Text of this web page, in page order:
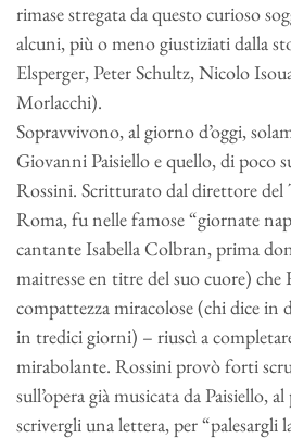
rimase stregata da questo curioso
alcuni, più o meno giustiziati dalla
Elsperger, Peter Schultz, Nicolo
Morlacchi).
Sopravvivono, al giorno d’oggi,
Giovanni Paisiello e quello, di poco
Rossini. Scritturato dal direttore
Roma, fu nelle famose “giornate
cantante Isabella Colbran, prima
maitresse en titre del suo cuore)
compattezza miracolose (chi dice in
in tredici giorni) – riuscì a
mirabolante. Rossini provò forti
sull’opera già musicata da Paisiello,
scrivergli una lettera, per “palesargli